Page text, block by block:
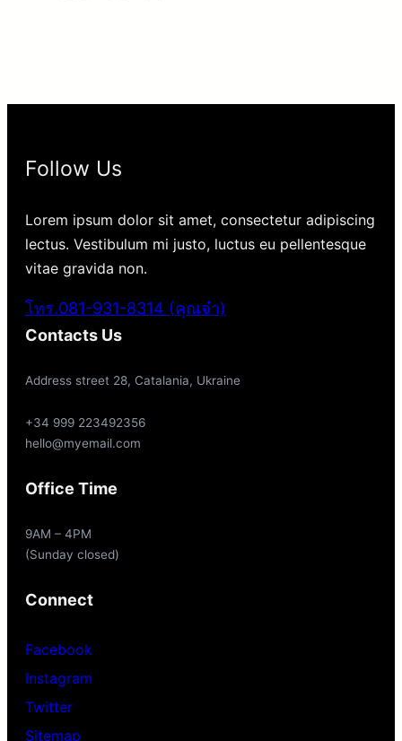
Follow Us
Lorem ipsum dolor sit amet, consectetur adipiscing
lectus. Vestibulum mi justo, luctus eu pellentesque
vitae gravida non.
โทร.081-931-8314 (คุณจ๋า)
Contacts Us
Address street 28, Catalania, Ukraine
+34 999 223492356
hello@myemail.com
Office Time
9AM – 4PM
(Sunday closed)
Connect
Facebook
Instagram
Twitter
Sitemap